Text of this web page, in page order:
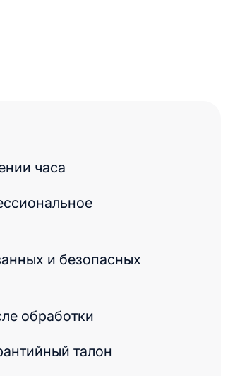
часа
и безопасных
обработки
талон